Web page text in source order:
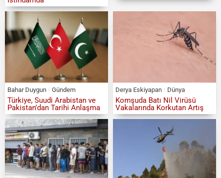
Bahar Duygun Gündem
Türkiye, Suudi Arabistan ve
Pakistan’dan Tarihi Anlaşma
Derya Eskiyapan Dünya
Komşuda Batı Nil Virüsü
Vakalarında Korkutan Artış